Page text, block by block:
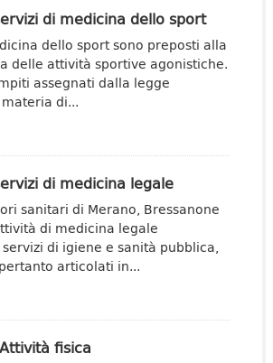
di medicina dello sport
dello sport sono preposti alla
delle attività sportive agonistiche.
assegnati dalla legge
di...
di medicina legale
sanitari di Merano, Bressanone
di medicina legale
di igiene e sanità pubblica,
articolati in...
fisica